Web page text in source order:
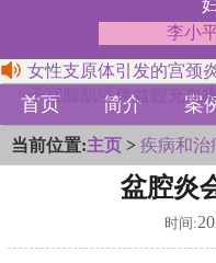
李小
女性支原体引发的宫颈
子宫腺肌症伴盆腔充血
首页 简介 案
当前位置:主页 > 疾病和治
盆腔炎
时间: